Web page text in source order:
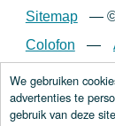
We gebruiken
advertenties te
gebruik van deze
Sitemap —
Colofon
—